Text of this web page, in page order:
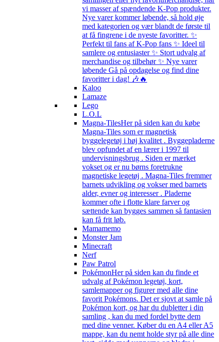
vi masser af spændende K-Pop produkter.
Nye varer kommer løbende, så hold øje
med kategorien og vær blandt de første til
at få fingrene i de nyeste favoritter. ✨
Perfekt til fans af K-Pop fans ✨ Ideel til
samlere og entusiaster ✨ Stort udvalg af
merchandise og tilbehør ✨ Nye varer
løbende Gå på opdagelse og find dine
favoritter i dag! 🎶🔥
Kaloo
Lamaze
Lego
L.O.L
Magna-TilesHer på siden kan du købe
Magna-Tiles som er magnetisk
byggelegetøj i høj kvalitet . Byggepladerne
blev opfundet af en lærer i 1997 til
undervisningsbrug . Siden er mærket
vokset og er nu børns foretrukne
magnetiske legetøj . Magna-Tiles fremmer
barnets udvikling og vokser med barnets
alder, evner og interesser . Pladerne
kommer ofte i flotte klare farver og
sættende kan bygges sammen så fantasien
kan få frit løb.
Mamamemo
Monster Jam
Minecraft
Nerf
Paw Patrol
PokémonHer på siden kan du finde et
udvalg af Pokémon legetøj, kort,
samlemapper og figurer med alle dine
favorit Pokémons. Det er sjovt at samle på
Pokémon kort, og har du dubletter i din
samling , kan du med fordel bytte dem
med dine venner. Køber du en A4 eller A5
mappe, kan du nemt holde styr på alle dine